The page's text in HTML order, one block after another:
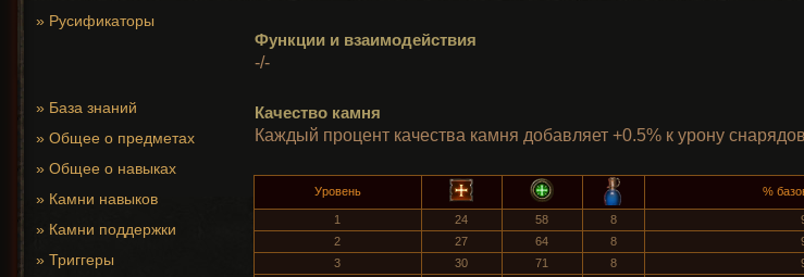
» Русификаторы
» База знаний
» Общее о предметах
» Общее о навыках
» Камни навыков
» Камни поддержки
» Триггеры
Функции и взаимодействия
-/-
Качество камня
Каждый процент качества камня добавляет +0.5% к урону
Уровень %
1 24 58 8
2
27 64 8
3
30 71 8